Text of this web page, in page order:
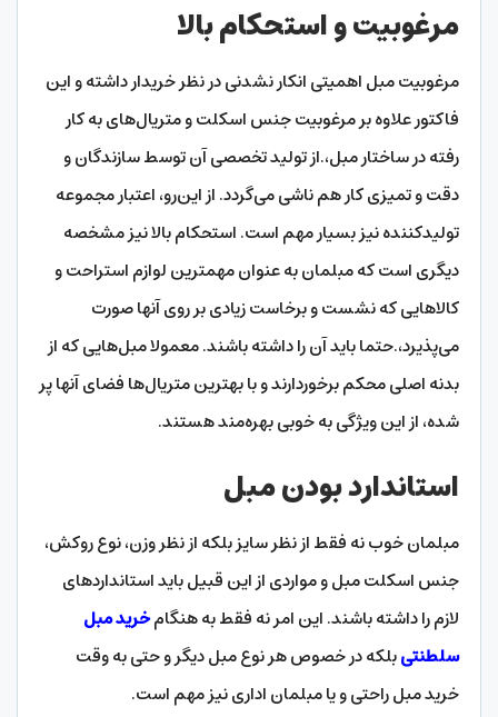
مرغوبیت و استحکام بالا
مرغوبیت مبل اهمیتی انکار نشدنی در نظر خریدار داشته و این
فاکتور علاوه بر مرغوبیت جنس اسکلت و متریال‌های به کار
رفته در ساختار مبل،.از تولید تخصصی آن توسط سازندگان و
دقت و تمیزی کار هم ناشی می‌گردد. از این‌‌رو، اعتبار مجموعه
تولیدکننده نیز بسیار مهم است. استحکام بالا نیز مشخصه
دیگری است که مبلمان به عنوان مهمترین لوازم استراحت و
کالاهایی که نشست و برخاست زیادی بر روی آنها صورت
می‌پذیرد،.حتما باید آن را داشته باشند. معمولا مبل‌هایی که از
بدنه اصلی محکم برخوردارند و با بهترین متریال‌ها فضای آنها پر
شده، از این ویژگی به خوبی بهره‌مند هستند.
استاندارد بودن مبل
مبلمان خوب نه فقط از نظر سایز بلکه از نظر وزن، نوع روکش،
جنس اسکلت مبل و مواردی از این قبیل باید استانداردهای
لازم را داشته باشند. این امر نه فقط به هنگامخرید مبل
سلطنتیبلکه در خصوص هر نوع مبل دیگر و حتی به وقت
خرید مبل راحتی و یا مبلمان اداری نیز مهم است.